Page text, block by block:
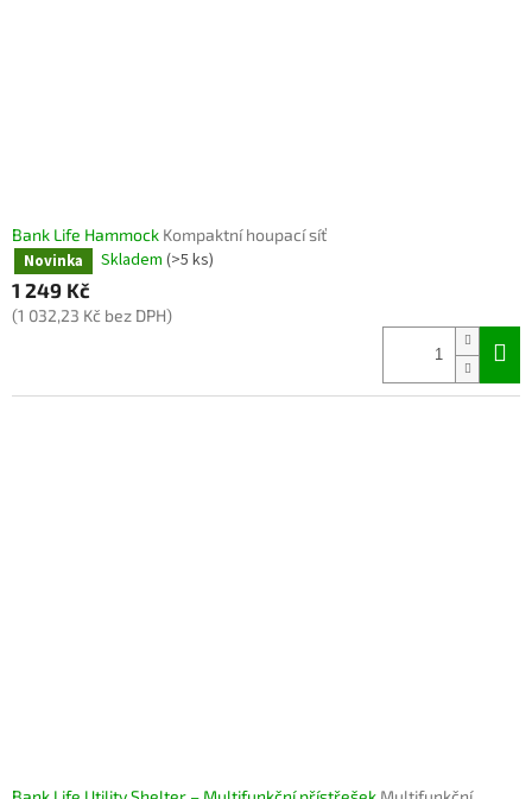
Bank Life Hammock Kompaktní houpací síť
Novinka Skladem (>5 ks)
1 249 Kč
(1 032,23 Kč bez DPH)